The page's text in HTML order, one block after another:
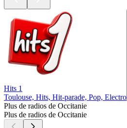
Hits 1
Toulouse, Hits, Hit-parade, Pop, Electro
Plus de radios de Occitanie
Plus de radios de Occitanie